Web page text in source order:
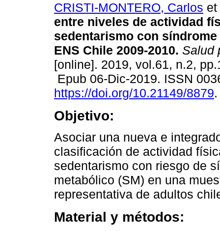
CRISTI-MONTERO, Carlos et
entre niveles de actividad
sedentarismo con
ENS Chile 2009-2010. Salud
[online]. 2019, vol.61, n.2,
Epub 06-Dic-2019. ISSN
https://doi.org/10.21149/8879.
Objetivo:
Asociar una nueva e
clasificación de actividad
sedentarismo con riesgo de
metabólico (SM) en una
representativa de adultos
Material y métodos: